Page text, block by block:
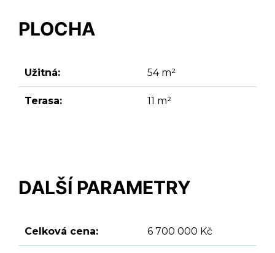
PLOCHA
Užitná: 54 m²
Terasa: 11 m²
DALŠÍ PARAMETRY
Celková cena: 6 700 000 Kč